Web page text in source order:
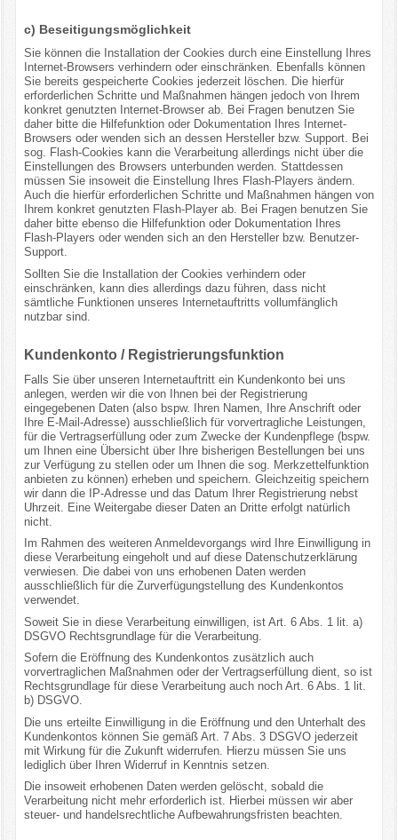
c) Beseitigungsmöglichkeit
Sie können die Installation der Cookies durch eine Einstellung Ihres
Internet-Browsers verhindern oder einschränken. Ebenfalls können
Sie bereits gespeicherte Cookies jederzeit löschen. Die hierfür
erforderlichen Schritte und Maßnahmen hängen jedoch von Ihrem
konkret genutzten Internet-Browser ab. Bei Fragen benutzen Sie
daher bitte die Hilfefunktion oder Dokumentation Ihres Internet-
Browsers oder wenden sich an dessen Hersteller bzw. Support. Bei
sog. Flash-Cookies kann die Verarbeitung allerdings nicht über die
Einstellungen des Browsers unterbunden werden. Stattdessen
müssen Sie insoweit die Einstellung Ihres Flash-Players ändern.
Auch die hierfür erforderlichen Schritte und Maßnahmen hängen von
Ihrem konkret genutzten Flash-Player ab. Bei Fragen benutzen Sie
daher bitte ebenso die Hilfefunktion oder Dokumentation Ihres
Flash-Players oder wenden sich an den Hersteller bzw. Benutzer-
Support.
Sollten Sie die Installation der Cookies verhindern oder
einschränken, kann dies allerdings dazu führen, dass nicht
sämtliche Funktionen unseres Internetauftritts vollumfänglich
nutzbar sind.
Kundenkonto / Registrierungsfunktion
Falls Sie über unseren Internetauftritt ein Kundenkonto bei uns
anlegen, werden wir die von Ihnen bei der Registrierung
eingegebenen Daten (also bspw. Ihren Namen, Ihre Anschrift oder
Ihre E-Mail-Adresse) ausschließlich für vorvertragliche Leistungen,
für die Vertragserfüllung oder zum Zwecke der Kundenpflege (bspw.
um Ihnen eine Übersicht über Ihre bisherigen Bestellungen bei uns
zur Verfügung zu stellen oder um Ihnen die sog. Merkzettelfunktion
anbieten zu können) erheben und speichern. Gleichzeitig speichern
wir dann die IP-Adresse und das Datum Ihrer Registrierung nebst
Uhrzeit. Eine Weitergabe dieser Daten an Dritte erfolgt natürlich
nicht.
Im Rahmen des weiteren Anmeldevorgangs wird Ihre Einwilligung in
diese Verarbeitung eingeholt und auf diese Datenschutzerklärung
verwiesen. Die dabei von uns erhobenen Daten werden
ausschließlich für die Zurverfügungstellung des Kundenkontos
verwendet.
Soweit Sie in diese Verarbeitung einwilligen, ist Art. 6 Abs. 1 lit. a)
DSGVO Rechtsgrundlage für die Verarbeitung.
Sofern die Eröffnung des Kundenkontos zusätzlich auch
vorvertraglichen Maßnahmen oder der Vertragserfüllung dient, so ist
Rechtsgrundlage für diese Verarbeitung auch noch Art. 6 Abs. 1 lit.
b) DSGVO.
Die uns erteilte Einwilligung in die Eröffnung und den Unterhalt des
Kundenkontos können Sie gemäß Art. 7 Abs. 3 DSGVO jederzeit
mit Wirkung für die Zukunft widerrufen. Hierzu müssen Sie uns
lediglich über Ihren Widerruf in Kenntnis setzen.
Die insoweit erhobenen Daten werden gelöscht, sobald die
Verarbeitung nicht mehr erforderlich ist. Hierbei müssen wir aber
steuer- und handelsrechtliche Aufbewahrungsfristen beachten.